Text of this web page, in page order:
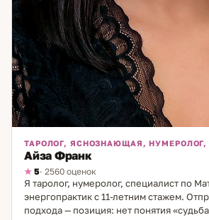
ТАРОЛОГ, ЯСНОЗНАЮЩАЯ, НУМЕРОЛОГ,
Айза Франк
5· 2560 оценок
Я таролог, нумеролог, специалист по
энергопрактик с 11-летним стажем.
подхода — позиция: нет понятия